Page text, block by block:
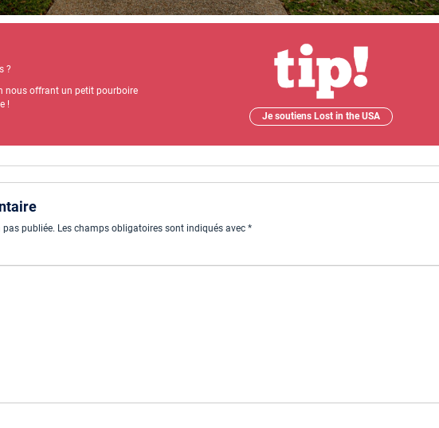
?
nous offrant un petit pourboire
!
Je soutiens Lost in the USA
pas publiée. Les champs obligatoires sont indiqués avec*